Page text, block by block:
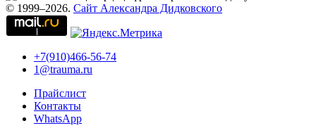
© 1999–2026. Сайт Александра Дидковского
+7(910)466-56-74
1@trauma.ru
Прайслист
Контакты
WhatsApp